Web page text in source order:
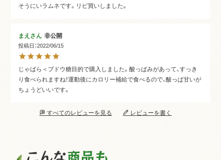
そうにいラムネです。リピ買いしました。
まえ 非公開
投稿日 2022/06/15
じゃばら＜ブドウ糖目的で購入しました。酸っぱみがあって、すっき
り食べられますね！運動後にカロリー補給で食べるので、酸っぱ甘いが
ちょうどいいです。
すべてのレビューを見る レビューを書く